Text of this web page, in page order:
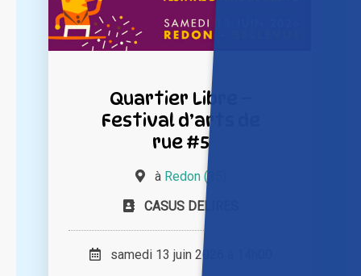
Quartier Libre –
Festival d’arts de
rue #5
à Redon (35)
CASUS DELIRES
samedi 13 juin 2026 à 14h00